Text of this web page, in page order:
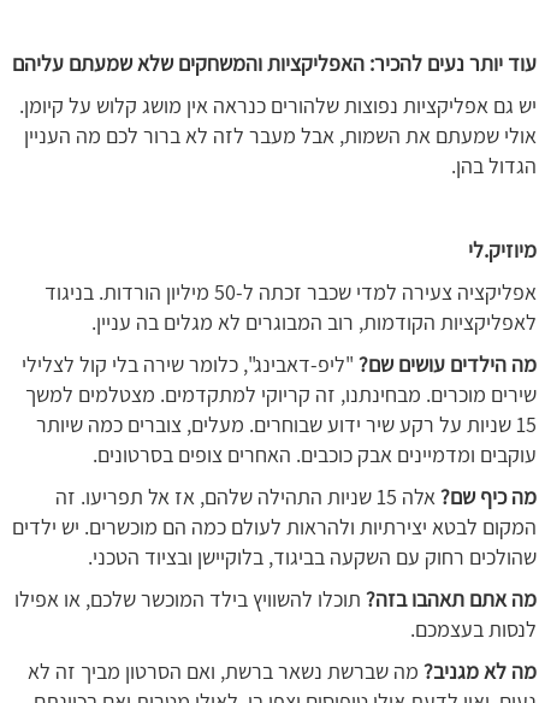
עוד יותר נעים להכיר: האפליקציות והמשחקים שלא שמעתם עליהם
יש גם אפליקציות נפוצות שלהורים כנראה אין מושג קלוש על קיומן.
אולי שמעתם את השמות, אבל מעבר לזה לא ברור לכם מה העניין
הגדול בהן.
מיוזיק.לי
אפליקציה צעירה למדי שכבר זכתה ל-50 מיליון הורדות. בניגוד
לאפליקציות הקודמות, רוב המבוגרים לא מגלים בה עניין.
מה הילדים עושים שם? "ליפ-דאבינג", כלומר שירה בלי קול לצלילי
שירים מוכרים. מבחינתנו, זה קריוקי למתקדמים. מצטלמים למשך
15 שניות על רקע שיר ידוע שבוחרים. מעלים, צוברים כמה שיותר
עוקבים ומדמיינים אבק כוכבים. האחרים צופים בסרטונים.
מה כיף שם?
אלה 15 שניות התהילה שלהם, אז אל תפריעו. זה
המקום לבטא יצירתיות ולהראות לעולם כמה הם מוכשרים. יש ילדים
שהולכים רחוק עם השקעה בביגוד, בלוקיישן ובציוד הטכני.
מה אתם תאהבו בזה? תוכלו להשוויץ בילד המוכשר שלכם, או אפילו
לנסות בעצמכם.
מה לא מגניב? מה שברשת נשאר ברשת, ואם הסרטון מביך זה לא